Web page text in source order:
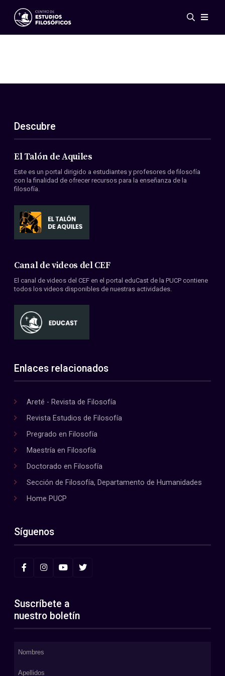
Eventos
ES
EN
Acerca de nosotros
Miembros
Convenios
Descubre
El Talón de Aquiles
Este es un portal dirigido a estudiantes y profesores de filosofía
con la finalidad de ofrecer recursos para la enseñanza de la
filosofía.
Canal de videos del CEF
El canal de videos del CEF en el portal eduCast de la PUCP contiene
todos los videos disponibles de nuestras actividades.
Enlaces relacionados
Areté - Revista de Filosofía
Revista Estudios de Filosofía
Pregrado en Filosofía
Maestría en Filosofía
Doctorado en Filosofía
Sección de Filosofía, Departamento de Humanidades
Home PUCP
Síguenos
Suscríbete a
nuestro boletín